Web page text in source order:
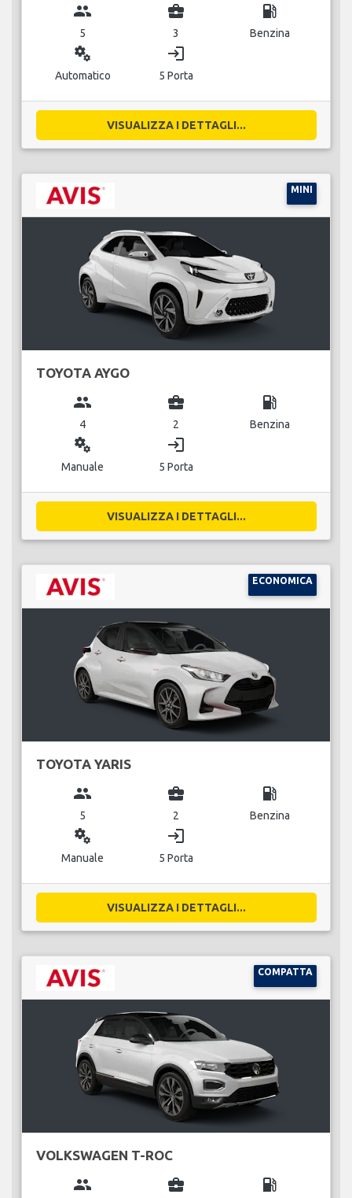
group
5
business_center
3
local_gas_station
Benzina
miscellaneous_services
Automatico
login
5 Porta
VISUALIZZA I DETTAGLI...
MINI
TOYOTA AYGO
group
4
business_center
2
local_gas_station
Benzina
miscellaneous_services
Manuale
login
5 Porta
VISUALIZZA I DETTAGLI...
ECONOMICA
TOYOTA YARIS
group
5
business_center
2
local_gas_station
Benzina
miscellaneous_services
Manuale
login
5 Porta
VISUALIZZA I DETTAGLI...
COMPATTA
VOLKSWAGEN T-ROC
group business_center local_gas_station